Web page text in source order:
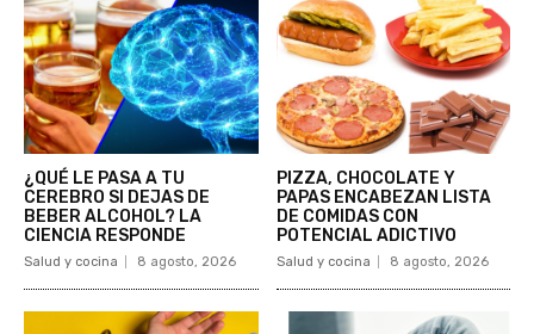
¿QUÉ LE PASA A TU
CEREBRO SI DEJAS DE
BEBER ALCOHOL? LA
CIENCIA RESPONDE
Salud y cocina 8 agosto, 2026
PIZZA, CHOCOLATE Y
PAPAS ENCABEZAN LISTA
DE COMIDAS CON
POTENCIAL ADICTIVO
Salud y cocina 8 agosto, 2026